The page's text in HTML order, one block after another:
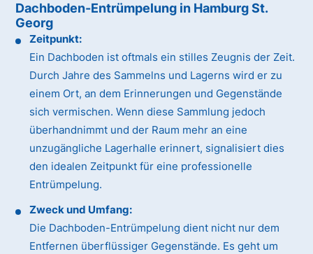
Dachboden-Entrümpelung in Hamburg St.
Georg
Zeitpunkt:
Ein Dachboden ist oftmals ein stilles Zeugnis der Zeit.
Durch Jahre des Sammelns und Lagerns wird er zu
einem Ort, an dem Erinnerungen und Gegenstände
sich vermischen. Wenn diese Sammlung jedoch
überhandnimmt und der Raum mehr an eine
unzugängliche Lagerhalle erinnert, signalisiert dies
den idealen Zeitpunkt für eine professionelle
Entrümpelung.
Zweck und Umfang:
Die Dachboden-Entrümpelung dient nicht nur dem
Entfernen überflüssiger Gegenstände. Es geht um